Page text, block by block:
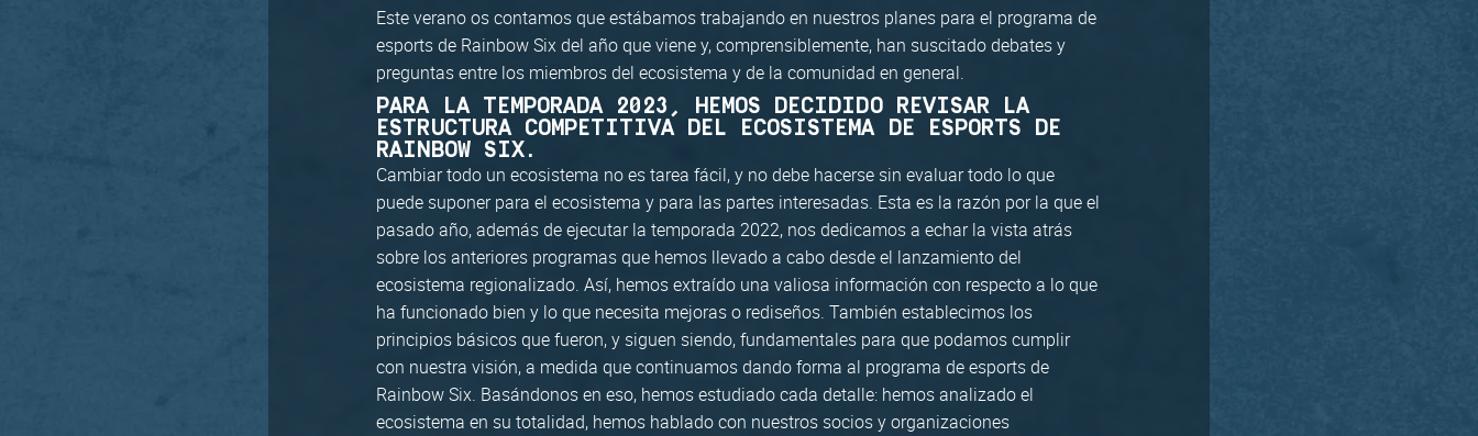
Este verano os contamos que estábamos trabajando en nuestros planes para el programa de
esports de Rainbow Six del año que viene y, comprensiblemente, han suscitado debates y
preguntas entre los miembros del ecosistema y de la comunidad en general.
PARA LA TEMPORADA 2023, HEMOS DECIDIDO REVISAR LA
ESTRUCTURA COMPETITIVA DEL ECOSISTEMA DE ESPORTS DE
RAINBOW SIX.
Cambiar todo un ecosistema no es tarea fácil, y no debe hacerse sin evaluar todo lo que
puede suponer para el ecosistema y para las partes interesadas. Esta es la razón por la que el
pasado año, además de ejecutar la temporada 2022, nos dedicamos a echar la vista atrás
sobre los anteriores programas que hemos llevado a cabo desde el lanzamiento del
ecosistema regionalizado. Así, hemos extraído una valiosa información con respecto a lo que
ha funcionado bien y lo que necesita mejoras o rediseños. También establecimos los
principios básicos que fueron, y siguen siendo, fundamentales para que podamos cumplir
con nuestra visión, a medida que continuamos dando forma al programa de esports de
Rainbow Six. Basándonos en eso, hemos estudiado cada detalle: hemos analizado el
ecosistema en su totalidad, hemos hablado con nuestros socios y organizaciones